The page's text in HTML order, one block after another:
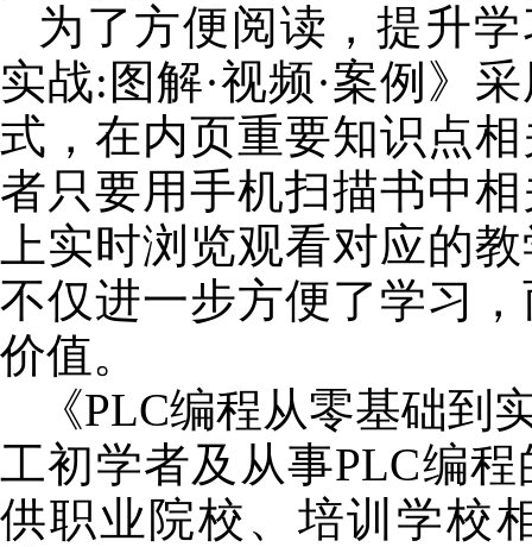
为了方便阅读，提升
实战:图解·视频·案例》
式，在内页重要知识点
者只要用手机扫描书中
上实时浏览观看对应的
不仅进一步方便了学习
价值。
《PLC编程从零基础到
工初学者及从事PLC编
供职业院校、培训学校